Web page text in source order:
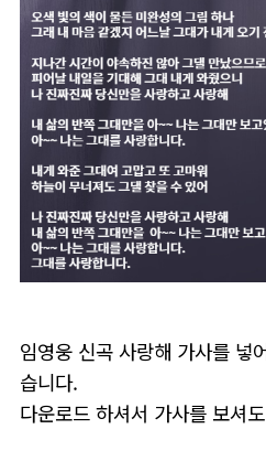
임영웅 신곡 사랑해 가사를 넣
습니다.
다운로드 하셔서 가사를 보셔